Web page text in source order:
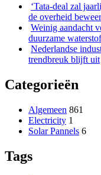
‘Tata-deal zal
de overheid
Weinig aandacht
duurzame waterstof
Nederlandse
trendbreuk blijft uit
Categorieën
Algemeen 861
Electricity 1
Solar Pannels 6
Tags